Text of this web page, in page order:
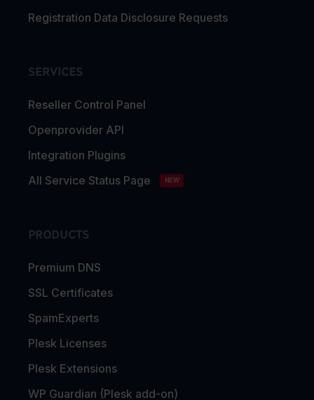
Registration Data Disclosure Requests
SERVICES
Reseller Control Panel
Openprovider API
Integration Plugins
All Service Status Page
NEW
PRODUCTS
Premium DNS
SSL Certificates
SpamExperts
Plesk Licenses
Plesk Extensions
WP Guardian (Plesk add-on)